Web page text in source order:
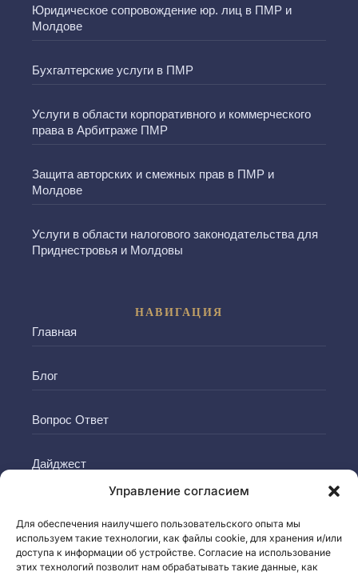
Управление согласием
Для обеспечения наилучшего пользовательского опыта мы
используем такие технологии, как файлы cookie, для хранения и/или
доступа к информации об устройстве. Согласие на использование
этих технологий позволит нам обрабатывать такие данные, как
Юридическое сопровождение юр. лиц в ПМР и
Молдове
Бухгалтерские услуги в ПМР
Услуги в области корпоративного и коммерческого
права в Арбитраже ПМР
Защита авторских и смежных прав в ПМР и
Молдове
Услуги в области налогового законодательства для
Приднестровья и Молдовы
НАВИГАЦИЯ
Главная
Блог
Вопрос Ответ
Дайджест